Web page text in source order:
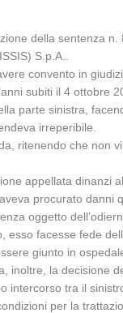
della sentenza
S.p.A..
convento in
subiti il 4 ottobre
parte sinistra,
irreperibile.
ritenendo che non
appellata dinanzi
procurato danni
oggetto
esso facesse fede
giunto in
inoltre, la decisione
intercorso tra il
per la